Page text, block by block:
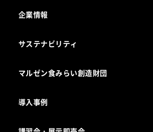
企業情報
会社組織
製品の開発
サステナビリティ
マルゼン食みらい創造財団
導入事例